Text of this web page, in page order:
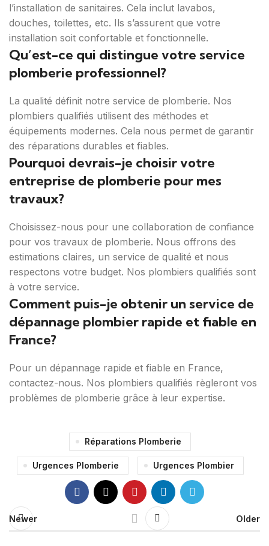
l’installation de sanitaires. Cela inclut lavabos,
douches, toilettes, etc. Ils s’assurent que votre
installation soit confortable et fonctionnelle.
Qu’est-ce qui distingue votre service
plomberie professionnel?
La qualité définit notre service de plomberie. Nos
plombiers qualifiés utilisent des méthodes et
équipements modernes. Cela nous permet de garantir
des réparations durables et fiables.
Pourquoi devrais-je choisir votre
entreprise de plomberie pour mes
travaux?
Choisissez-nous pour une collaboration de confiance
pour vos travaux de plomberie. Nous offrons des
estimations claires, un service de qualité et nous
respectons votre budget. Nos plombiers qualifiés sont
à votre service.
Comment puis-je obtenir un service de
dépannage plombier rapide et fiable en
France?
Pour un dépannage rapide et fiable en France,
contactez-nous. Nos plombiers qualifiés règleront vos
problèmes de plomberie grâce à leur expertise.
Réparations Plomberie
Urgences Plomberie Urgences Plombier
Newer Older